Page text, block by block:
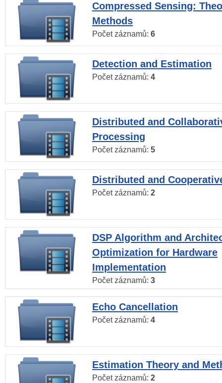
Compressed Sensing:
Methods
Počet záznamů: 6
Detection and Estimation
Počet záznamů: 4
Distributed and
Processing
Počet záznamů: 5
Distributed and
Počet záznamů: 2
DSP Algorithm and
Optimization for Hardware
Implementation
Počet záznamů: 3
Echo Cancellation
Počet záznamů: 4
Estimation Theory and
Počet záznamů: 2